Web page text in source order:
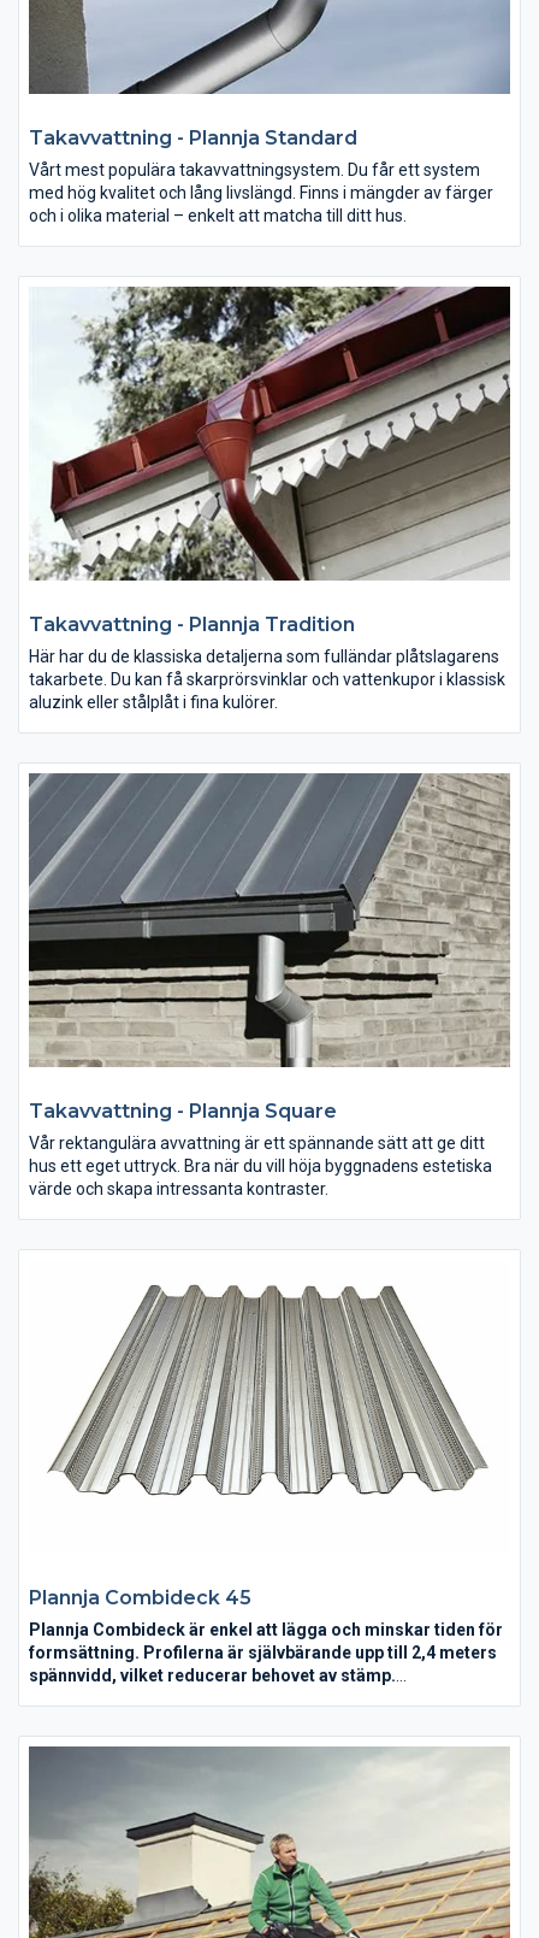
Takavvattning - Plannja Standard
Vårt mest populära takavvattningsystem. Du får ett system
med hög kvalitet och lång livslängd. Finns i mängder av färger
och i olika material – enkelt att matcha till ditt hus.
Takavvattning - Plannja Tradition
Här har du de klassiska detaljerna som fulländar plåtslagarens
takarbete. Du kan få skarprörsvinklar och vattenkupor i klassisk
aluzink eller stålplåt i fina kulörer.
Takavvattning - Plannja Square
Vår rektangulära avvattning är ett spännande sätt att ge ditt
hus ett eget uttryck. Bra när du vill höja byggnadens estetiska
värde och skapa intressanta kontraster.
Plannja Combideck 45
Plannja Combideck är enkel att lägga och minskar tiden för
formsättning. Profilerna är självbärande upp till 2,4 meters
spännvidd, vilket reducerar behovet av stämp.
plattform för arbetet med ursparningar, armering och gjutning.
Bärande konstruktioner och grundläggning kan minskas i
armering. Installationer av vvs, el, ventilation med mera görs
med fördel mellan undertaket och det färdiga bjälklaget.
Plannja Combideck medger tunnare och lättare bjälklag.
Profilen på Plannja Combideck är utformad så att betongen
"griper tag" i plåten och skapar en extremt stark konstruktion.